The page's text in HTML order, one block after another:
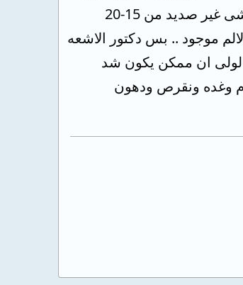
بعد الضغط ) عملت اشعه عاديه على الزايده والكلى والبروستاتا كويسين وعملت تحاليل مافى شى غير صديد من 15-20
الالم موجود .. بس دكتور الاشعه
ان ممكن يكون شد
وغده ونقرص ودهون